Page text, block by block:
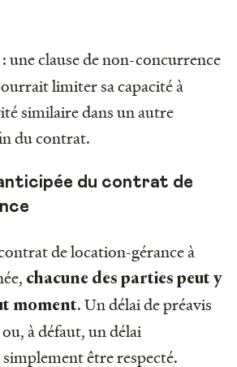
: une clause de non-concurrence
limiter sa capacité à
similaire dans un autre
du contrat.
du contrat de
de location-gérance à
chacune des parties peut y
moment.Un délai de préavis
à défaut, un délai
être respecté.